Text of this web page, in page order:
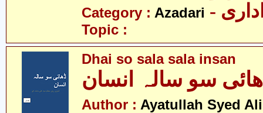
Category : Azadari
Topic :
Dhai so sala sala insan
سو سالہ انسان
Author : Ayatullah Syed